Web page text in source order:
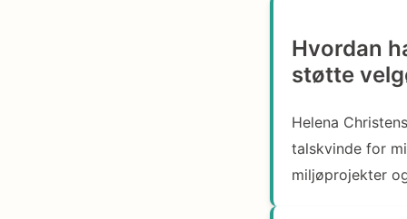
Hvordan
støtte
Helena
talskvinde for
miljøprojekter